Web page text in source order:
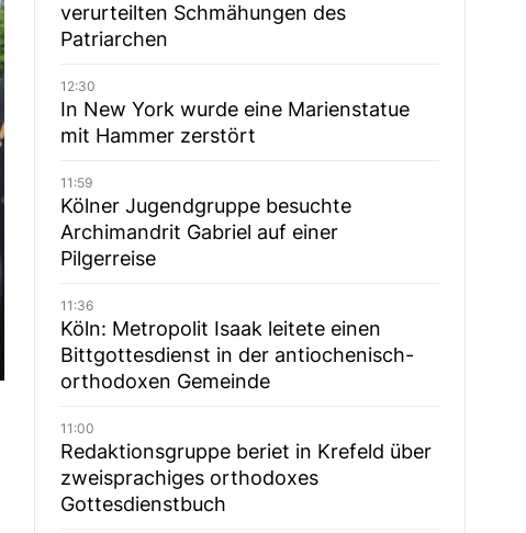
verurteilten Schmähungen des
Patriarchen
12:30
In New York wurde eine Marienstatue
mit Hammer zerstört
11:59
Kölner Jugendgruppe besuchte
Archimandrit Gabriel auf einer
Pilgerreise
11:36
Köln: Metropolit Isaak leitete einen
Bittgottesdienst in der antiochenisch-
orthodoxen Gemeinde
11:00
Redaktionsgruppe beriet in Krefeld über
zweisprachiges orthodoxes
Gottesdienstbuch